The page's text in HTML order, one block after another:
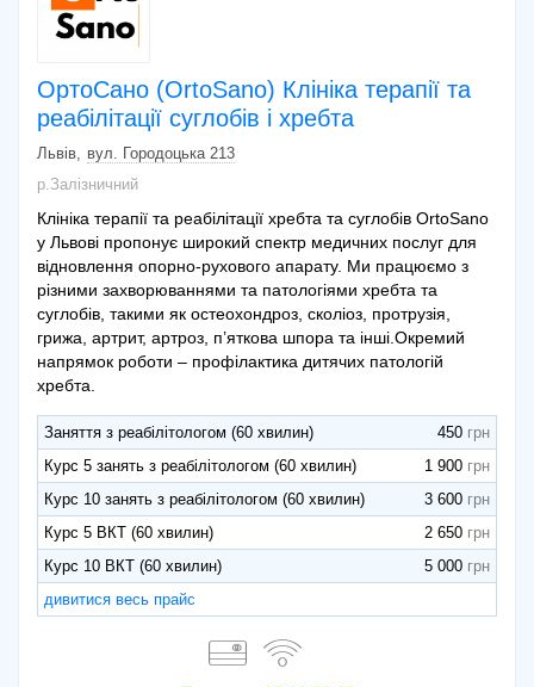
ОртоСано (OrtoSano) Клініка терапії та
реабілітації суглобів і хребта
Львів
вул. Городоцька 213
р.Залізничний
Клініка терапії та реабілітації хребта та суглобів OrtoSano
у Львові пропонує широкий спектр медичних послуг для
відновлення опорно-рухового апарату. Ми працюємо з
різними захворюваннями та патологіями хребта та
суглобів, такими як остеохондроз, сколіоз, протрузія,
грижа, артрит, артроз, п’яткова шпора та інші.Окремий
напрямок роботи – профілактика дитячих патологій
хребта.
Заняття з реабілітологом (60 хвилин)
450
Курс 5 занять з реабілітологом (60 хвилин)
1 900
Курс 10 занять з реабілітологом (60 хвилин)
3 600
Курс 5 ВКТ (60 хвилин)
2 650
Курс 10 ВКТ (60 хвилин)
5 000
дивитися весь прайс